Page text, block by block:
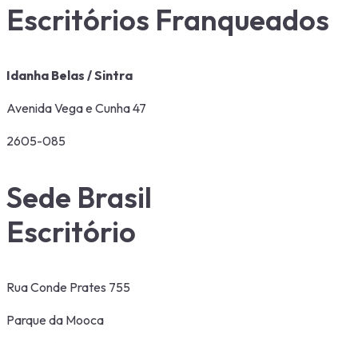
Escritórios Franqueados
Idanha Belas / Sintra
Avenida Vega e Cunha 47
2605-085
Sede Brasil
Escritório
Rua Conde Prates 755
Parque da Mooca